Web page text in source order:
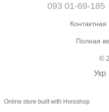
093 01-69-185
Полная
©
Укр
Online store built with Horoshop